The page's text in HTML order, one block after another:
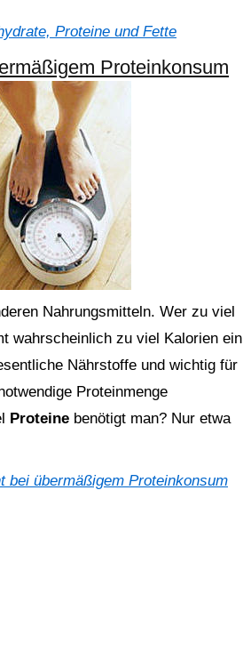
Proteine und Fette
Proteinkonsum
Nahrungsmitteln. Wer zu viel
wahrscheinlich zu viel Kalorien ein
Nährstoffe und wichtig für
Proteinmenge
Proteine benötigt man? Nur etwa
bei übermäßigem Proteinkonsum